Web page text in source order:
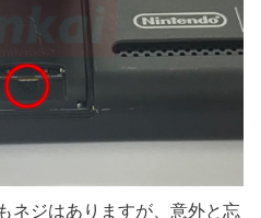
ネジはありますが、意外と忘